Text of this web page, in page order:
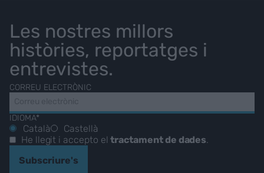
Les nostres millors
històries, reportatges i
entrevistes.
CORREU ELECTRÒNIC
IDIOMA*
Català
Castellà
He llegit i accepto eltractament de dades.
Subscriure's